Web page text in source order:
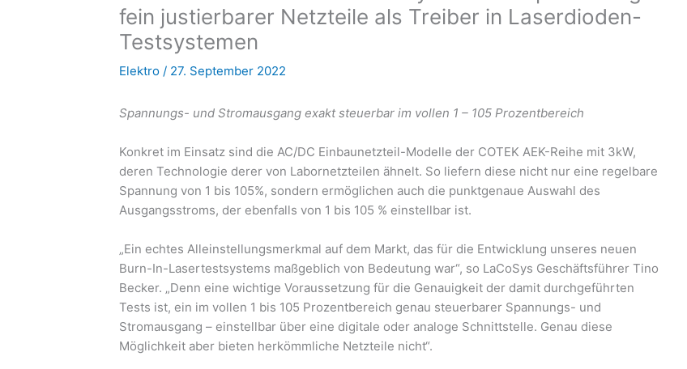
fein justierbarer Netzteile als Treiber in Laserdioden-
Testsystemen
Elektro / 27. September 2022
Spannungs- und Stromausgang exakt steuerbar im vollen 1 – 105 Prozentbereich
Konkret im Einsatz sind die AC/DC Einbaunetzteil-Modelle der COTEK AEK-Reihe mit 3kW,
deren Technologie derer von Labornetzteilen ähnelt. So liefern diese nicht nur eine regelbare
Spannung von 1 bis 105%, sondern ermöglichen auch die punktgenaue Auswahl des
Ausgangsstroms, der ebenfalls von 1 bis 105 % einstellbar ist.
„Ein echtes Alleinstellungsmerkmal auf dem Markt, das für die Entwicklung unseres neuen
Burn-In-Lasertestsystems maßgeblich von Bedeutung war“, so LaCoSys Geschäftsführer Tino
Becker. „Denn eine wichtige Voraussetzung für die Genauigkeit der damit durchgeführten
Tests ist, ein im vollen 1 bis 105 Prozentbereich genau steuerbarer Spannungs- und
Stromausgang – einstellbar über eine digitale oder analoge Schnittstelle. Genau diese
Möglichkeit aber bieten herkömmliche Netzteile nicht“.